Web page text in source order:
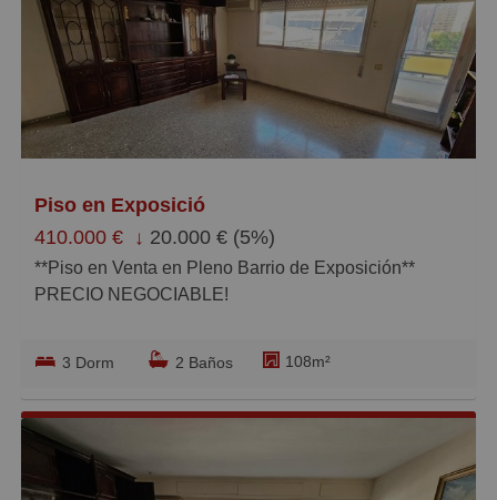
Caros
Pequeños
Grandes
Piso en Exposició
410.000 € ↓ 20.000 € (5%)
**Piso en Venta en Pleno Barrio de Exposición**
PRECIO NEGOCIABLE!
¡Descubre este amplio piso de 108 m² en una
ubicación inmejorable! Situado en el corazón del
barrio de Exposición, este inmueble ofrece un sinfín
de posibilidades para crear el hogar de tus sueños.
Con 3 habitaciones y 2 baños, es ideal para familias
que buscan espacio y comodidad. El salón comedor
3 Dorm 2 Baños 108m²